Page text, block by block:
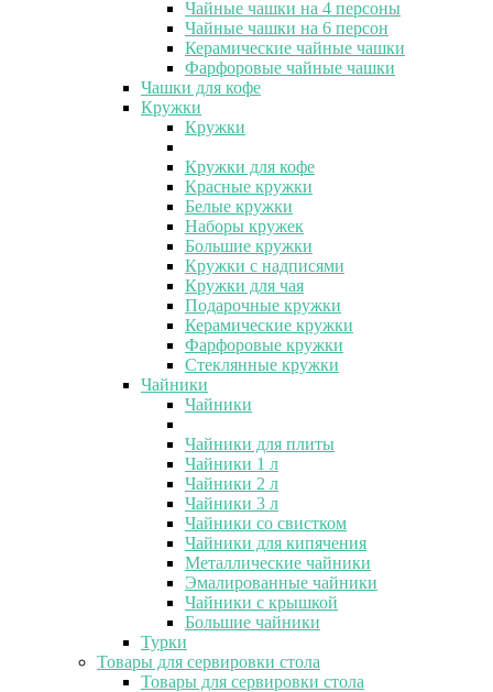
Чайные чашки на 4 персоны
Чайные чашки на 6 персон
Керамические чайные чашки
Фарфоровые чайные чашки
Чашки для кофе
Кружки
Кружки
Кружки для кофе
Красные кружки
Белые кружки
Наборы кружек
Большие кружки
Кружки с надписями
Кружки для чая
Подарочные кружки
Керамические кружки
Фарфоровые кружки
Стеклянные кружки
Чайники
Чайники
Чайники для плиты
Чайники 1 л
Чайники 2 л
Чайники 3 л
Чайники со свистком
Чайники для кипячения
Металлические чайники
Эмалированные чайники
Чайники с крышкой
Большие чайники
Турки
Товары для сервировки стола
Товары для сервировки стола